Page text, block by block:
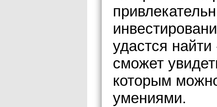
удастся найти
сможет
которым
умениями.